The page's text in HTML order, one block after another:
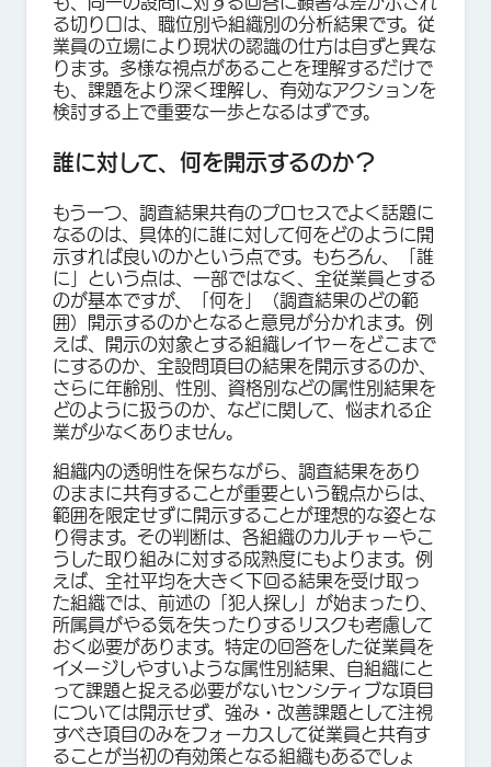
る切り口は、職位別や組織別の分析結果です。従
業員の立場により現状の認識の仕方は自ずと異な
ります。多様な視点があることを理解するだけで
も、課題をより深く理解し、有効なアクションを
検討する上で重要な一歩となるはずです。
誰に対して、何を開示するのか？
もう一つ、調査結果共有のプロセスでよく話題に
なるのは、具体的に誰に対して何をどのように開
示すれば良いのかという点です。もちろん、「誰
に」という点は、一部ではなく、全従業員とする
のが基本ですが、「何を」（調査結果のどの範
囲）開示するのかとなると意見が分かれます。例
えば、開示の対象とする組織レイヤーをどこまで
にするのか、全設問項目の結果を開示するのか、
さらに年齢別、性別、資格別などの属性別結果を
どのように扱うのか、などに関して、悩まれる企
業が少なくありません。
組織内の透明性を保ちながら、調査結果をあり
のままに共有することが重要という観点からは、
範囲を限定せずに開示することが理想的な姿とな
り得ます。その判断は、各組織のカルチャーやこ
うした取り組みに対する成熟度にもよります。例
えば、全社平均を大きく下回る結果を受け取っ
た組織では、前述の「犯人探し」が始まったり、
所属員がやる気を失ったりするリスクも考慮して
おく必要があります。特定の回答をした従業員を
イメージしやすいような属性別結果、自組織にと
って課題と捉える必要がないセンシティブな項目
については開示せず、強み・改善課題として注視
すべき項目のみをフォーカスして従業員と共有す
ることが当初の有効策となる組織もあるでしょ